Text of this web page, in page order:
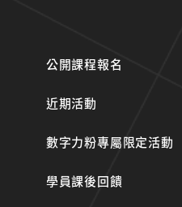
公開課程報名
近期活動
數字力粉專屬限定活動
學員課後回饋